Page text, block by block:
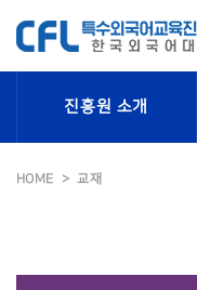
진흥원 소개
HOME 교재